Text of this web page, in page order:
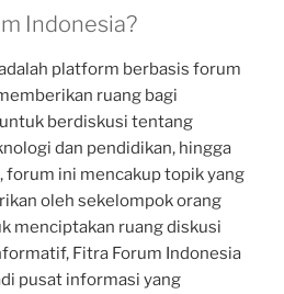
Indonesia?
platform berbasis forum
ruang bagi
berdiskusi tentang
dan pendidikan, hingga
forum ini mencakup topik yang
oleh sekelompok orang
menciptakan ruang diskusi
Fitra Forum Indonesia
pusat informasi yang